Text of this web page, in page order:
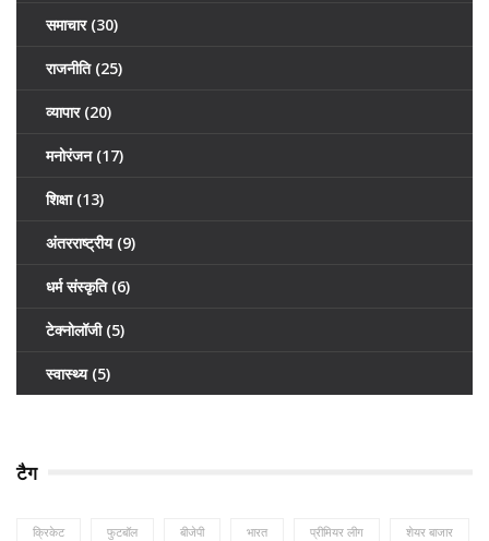
समाचार (30)
राजनीति (25)
व्यापार (20)
मनोरंजन (17)
शिक्षा (13)
अंतरराष्ट्रीय (9)
धर्म संस्कृति (6)
टेक्नोलॉजी (5)
स्वास्थ्य (5)
टैग
क्रिकेट फुटबॉल बीजेपी भारत प्रीमियर लीग शेयर बाजार